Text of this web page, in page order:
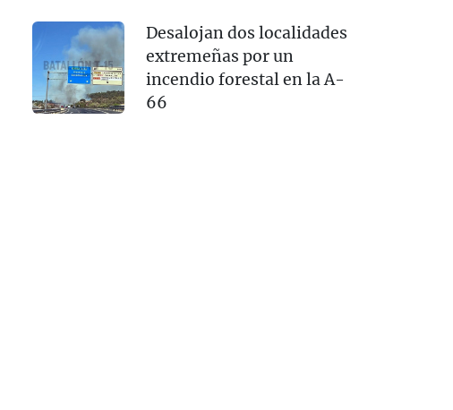
Desalojan dos localidades
extremeñas por un
incendio forestal en la A-
66